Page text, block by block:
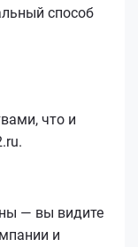
способ
что и
— вы видите
и